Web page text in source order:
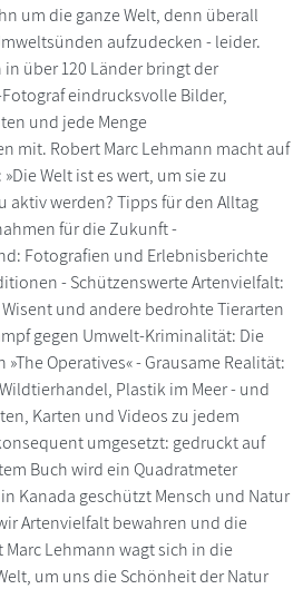
um die ganze Welt, denn überall
aufzudecken - leider.
über 120 Länder bringt der
eindrucksvolle Bilder,
und jede Menge
mit. Robert Marc Lehmann macht auf
Welt ist es wert, um sie zu
aktiv werden? Tipps für den Alltag
für die Zukunft -
Fotografien und Erlebnisberichte
- Schützenswerte Artenvielfalt:
und andere bedrohte Tierarten
gegen Umwelt-Kriminalität: Die
Operatives« - Grausame Realität:
Plastik im Meer - und
Karten und Videos zu jedem
umgesetzt: gedruckt auf
Buch wird ein Quadratmeter
Kanada geschützt Mensch und Natur
Artenvielfalt bewahren und die
Lehmann wagt sich in die
um uns die Schönheit der Natur